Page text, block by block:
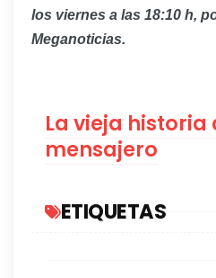
los viernes a las 18:10 h,
Meganoticias.
La vieja
mensajero
ETIQUETAS